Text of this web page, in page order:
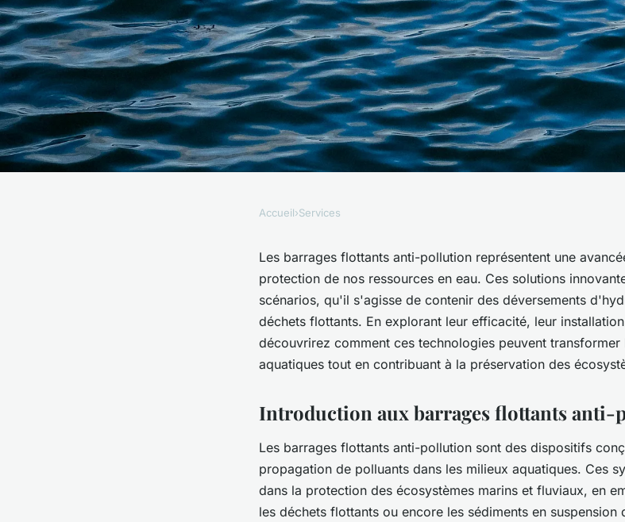
Barrage flottant anti pollution :
solutions innovantes et efficaces
Accueil›Services
Les barrages flottants anti-pollution représentent une
protection de nos ressources en eau. Ces solutions
scénarios, qu'il s'agisse de contenir des déversements
déchets flottants. En explorant leur efficacité, leur
découvrirez comment ces technologies peuvent
aquatiques tout en contribuant à la préservation des
Introduction aux barrages flottants anti-
Les barrages flottants anti-pollution sont des dispositifs
propagation de polluants dans les milieux aquatiques. Ces
dans la protection des écosystèmes marins et fluviaux, en
les déchets flottants ou encore les sédiments en suspension